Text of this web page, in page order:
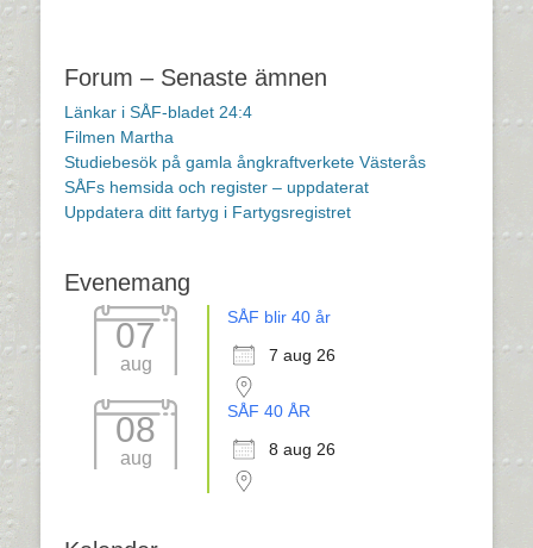
Forum – Senaste ämnen
Länkar i SÅF-bladet 24:4
Filmen Martha
Studiebesök på gamla ångkraftverkete Västerås
SÅFs hemsida och register – uppdaterat
Uppdatera ditt fartyg i Fartygsregistret
Evenemang
07
aug
SÅF blir 40 år
7 aug 26
08
aug
SÅF 40 ÅR
8 aug 26